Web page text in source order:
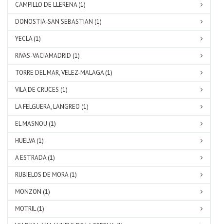
CAMPILLO DE LLERENA (1)
DONOSTIA-SAN SEBASTIAN (1)
YECLA (1)
RIVAS-VACIAMADRID (1)
TORRE DEL MAR, VELEZ-MALAGA (1)
VILA DE CRUCES (1)
LA FELGUERA, LANGREO (1)
EL MASNOU (1)
HUELVA (1)
A ESTRADA (1)
RUBIELOS DE MORA (1)
MONZON (1)
MOTRIL (1)